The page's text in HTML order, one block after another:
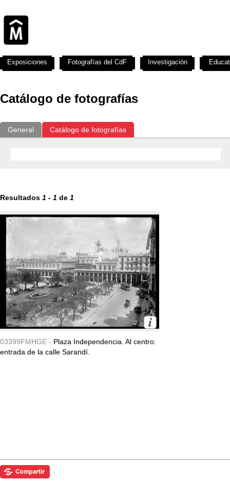
Catálogo de fotografías
General Catálogo de fotografías
Resultados 1 - 1 de 1
03399FMHGE - Plaza Independencia. Al centro:
entrada de la calle Sarandí.
Exposiciones Fotografías del CdF Investigación